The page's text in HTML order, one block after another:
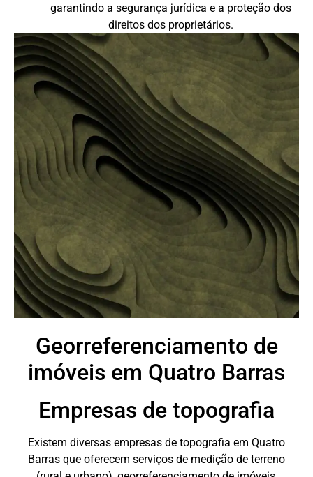
garantindo a segurança jurídica e a proteção dos
direitos dos proprietários.
Georreferenciamento de
imóveis em Quatro Barras
Empresas de topografia
Existem diversas empresas de topografia em Quatro
Barras que oferecem serviços de medição de terreno